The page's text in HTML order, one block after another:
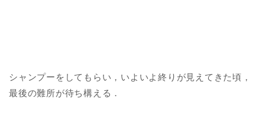
シャンプーをしてもらい，いよいよ終りが見えてきた頃，
最後の難所が待ち構える．